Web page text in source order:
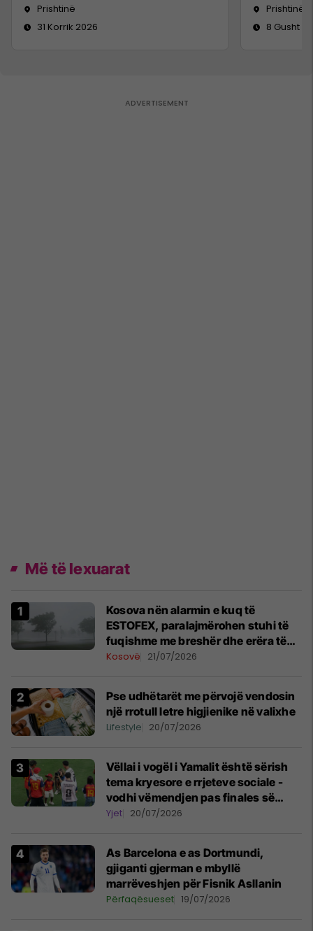
Prishtinë
31 Korrik 2026
Prishtinë
8 Gusht
Më të lexuarat
Kosova nën alarmin e kuq të
ESTOFEX, paralajmërohen stuhi të
fuqishme me breshër dhe erëra të
forta
Kosovë 21/07/2026
Pse udhëtarët me përvojë vendosin
një rrotull letre higjienike në valixhe
Lifestyle 20/07/2026
Vëllai i vogël i Yamalit është sërish
tema kryesore e rrjeteve sociale -
vodhi vëmendjen pas finales së
Kupës së Botës
Yjet 20/07/2026
As Barcelona e as Dortmundi,
gjiganti gjerman e mbyllë
marrëveshjen për Fisnik Asllanin
Përfaqësueset 19/07/2026